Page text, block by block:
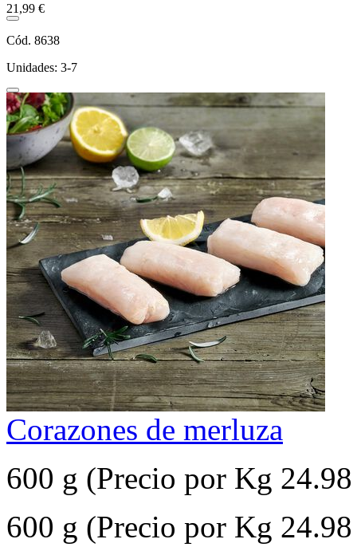
21,99 €
Cód. 8638
Unidades: 3-7
Corazones de merluza
600 g (Precio por Kg
600 g (Precio por Kg